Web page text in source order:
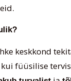
keskkond
füüsilise